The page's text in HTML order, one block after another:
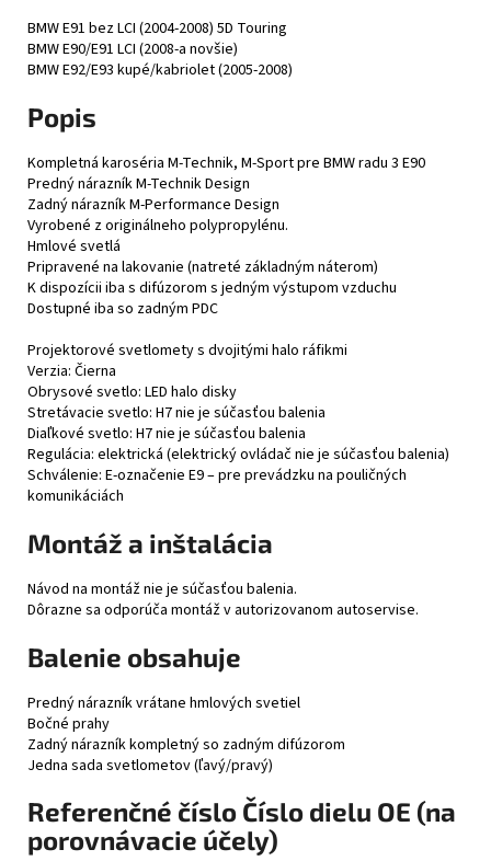
BMW E91 bez LCI (2004-2008) 5D Touring
BMW E90/E91 LCI (2008-a novšie)
BMW E92/E93 kupé/kabriolet (2005-2008)
Popis
Kompletná karoséria M-Technik, M-Sport pre BMW radu 3 E90
Predný nárazník M-Technik Design
Zadný nárazník M-Performance Design
Vyrobené z originálneho polypropylénu.
Hmlové svetlá
Pripravené na lakovanie (natreté základným náterom)
K dispozícii iba s difúzorom s jedným výstupom vzduchu
Dostupné iba so zadným PDC
Projektorové svetlomety s dvojitými halo ráfikmi
Verzia: Čierna
Obrysové svetlo: LED halo disky
Stretávacie svetlo: H7 nie je súčasťou balenia
Diaľkové svetlo: H7 nie je súčasťou balenia
Regulácia: elektrická (elektrický ovládač nie je súčasťou balenia)
Schválenie: E-označenie E9 – pre prevádzku na pouličných
komunikáciách
Montáž a inštalácia
Návod na montáž nie je súčasťou balenia.
Dôrazne sa odporúča montáž v autorizovanom autoservise.
Balenie obsahuje
Predný nárazník vrátane hmlových svetiel
Bočné prahy
Zadný nárazník kompletný so zadným difúzorom
Jedna sada svetlometov (ľavý/pravý)
Referenčné číslo Číslo dielu OE (na
porovnávacie účely)